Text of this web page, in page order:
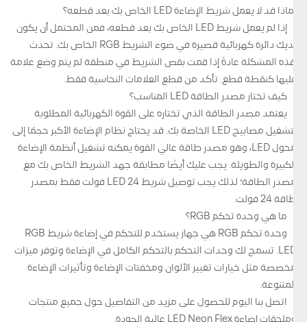
لماذا قد لا يعمل شريط الإضاءة LED الخاص بك بعد قطعه؟
إذا لم يعمل شريط LED الخاص بك بعد قطعه، فمن المحتمل أن يكون
لديك دائرة كهربائية قصيرة في ضوء الشريط RGB الخاص بك. تحدث
هذه المشكلة عادةً إذا قمت بقص الشريط في منطقة لم يتم وضع علامة
عليها كنقطة قطع. تأكد من قطع العلامات النحاسية فقط.
كيف تختار مصدر الطاقة LED المناسب؟
يعتمد مصدر الطاقة الذي تختاره على القوة الكهربائية المطلوبة
لتشغيل مصابيح LED الخاصة بك. قد يحتاج نظام الإضاءة الأكبر حجمًا إلى
محول LED، وهو مصدر طاقة عالي القوة يمكنه تشغيل أنظمة الإضاءة
الكبيرة والطويلة. يجب عليك أيضًا مطابقة جهد الشريط الخاص بك مع
مصدر الطاقة؛ لذلك يجب توصيل شريط LED 24 فولت فقط بمصدر
طاقة 24 فولت.
ما هي وحدة تحكم RGB؟
وحدة تحكم RGB هي جهاز يستخدم للتحكم في إضاءة شريط RGB
LED. تسمح لك وحدات التحكم بالتحكم الكامل في الإضاءة وتوفر ميزات
مخصصة مثل خيارات تغيير الألوان ومخفتات الإضاءة وتأثيرات الإضاءة
المتنوعة.
اتصل بنا اليوم للحصول على مزيد من التفاصيل حول جميع منتجات
وملحقات إضاءة LED Neon Flex عالية الجودة.